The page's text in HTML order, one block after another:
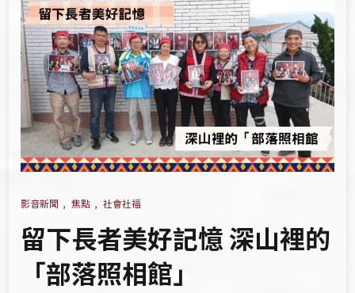
影音新聞 , 焦點 , 社會社福
留下長者美好記憶 深山裡的
「部落照相館」